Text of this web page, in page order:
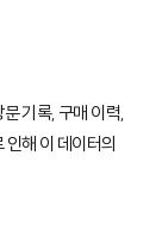
기록, 구매 이력,
인해 이 데이터의